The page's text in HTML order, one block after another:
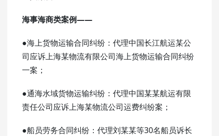
海事海商类案例——
●海上货物运输合同纠纷：代理中国长江航运某公
司应诉上海某物流有限公司海上货物运输合同纠纷
一案；
●通海水域货物运输纠纷：代理中国某某航运有限
责任公司应诉上海某物流公司运费纠纷案；
●船员劳务合同纠纷：代理刘某某等30名船员诉长